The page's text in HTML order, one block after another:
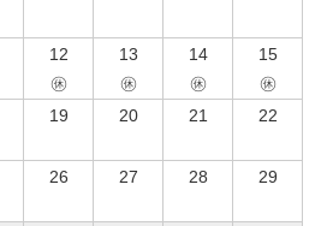
12
㊡
13
㊡
14
㊡
15
㊡
19 20 21 22
26 27 28 29